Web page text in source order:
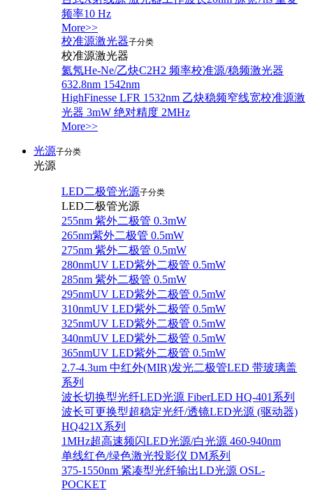
频率10 Hz
More>>
校准源激光器子分类
校准源激光器
氦氖He-Ne/乙炔C2H2 频率校准源/稳频激光器
632.8nm 1542nm
HighFinesse LFR 1532nm 乙炔稳频窄线宽校准源激
光器 3mW 绝对精度 2MHz
More>>
光源子分类
光源
LED二极管光源子分类
LED二极管光源
255nm 紫外二极管 0.3mW
265nm紫外二极管 0.5mW
275nm 紫外二极管 0.5mW
280nmUV LED紫外二极管 0.5mW
285nm 紫外二极管 0.5mW
295nmUV LED紫外二极管 0.5mW
310nmUV LED紫外二极管 0.5mW
325nmUV LED紫外二极管 0.5mW
340nmUV LED紫外二极管 0.5mW
365nmUV LED紫外二极管 0.5mW
2.7-4.3um 中红外(MIR)发光二极管LED 带玻璃盖
系列
波长切换型光纤LED光源 FiberLED HQ-401系列
波长可更换型超稳定光纤/透镜LED光源 (驱动器)
HQ421X系列
1MHz超高速频闪LED光源/白光源 460-940nm
单线红色/绿色激光投影仪 DM系列
375-1550nm 紧凑型光纤输出LD光源 OSL-
POCKET